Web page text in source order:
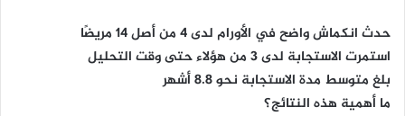
حدث انكماش واضح في الأورام لدى 4 من أصل 14 مريضًا
استمرت الاستجابة لدى 3 من هؤلاء حتى وقت التحليل
بلغ متوسط مدة الاستجابة نحو 8.8 أشهر
ما أهمية هذه النتائج؟